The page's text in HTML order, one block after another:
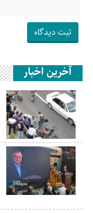
آخرین اخبار